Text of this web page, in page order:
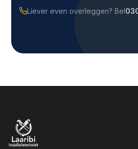
Liever even overleggen? Bel